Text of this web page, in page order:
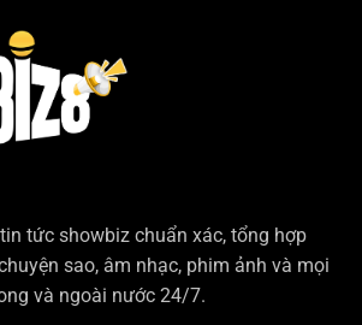
tức showbiz chuẩn xác, tổng hợp
sao, âm nhạc, phim ảnh và mọi
và ngoài nước 24/7.